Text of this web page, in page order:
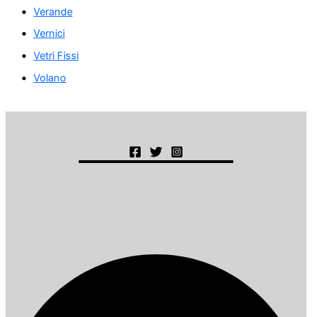
Verande
Vernici
Vetri Fissi
Volano